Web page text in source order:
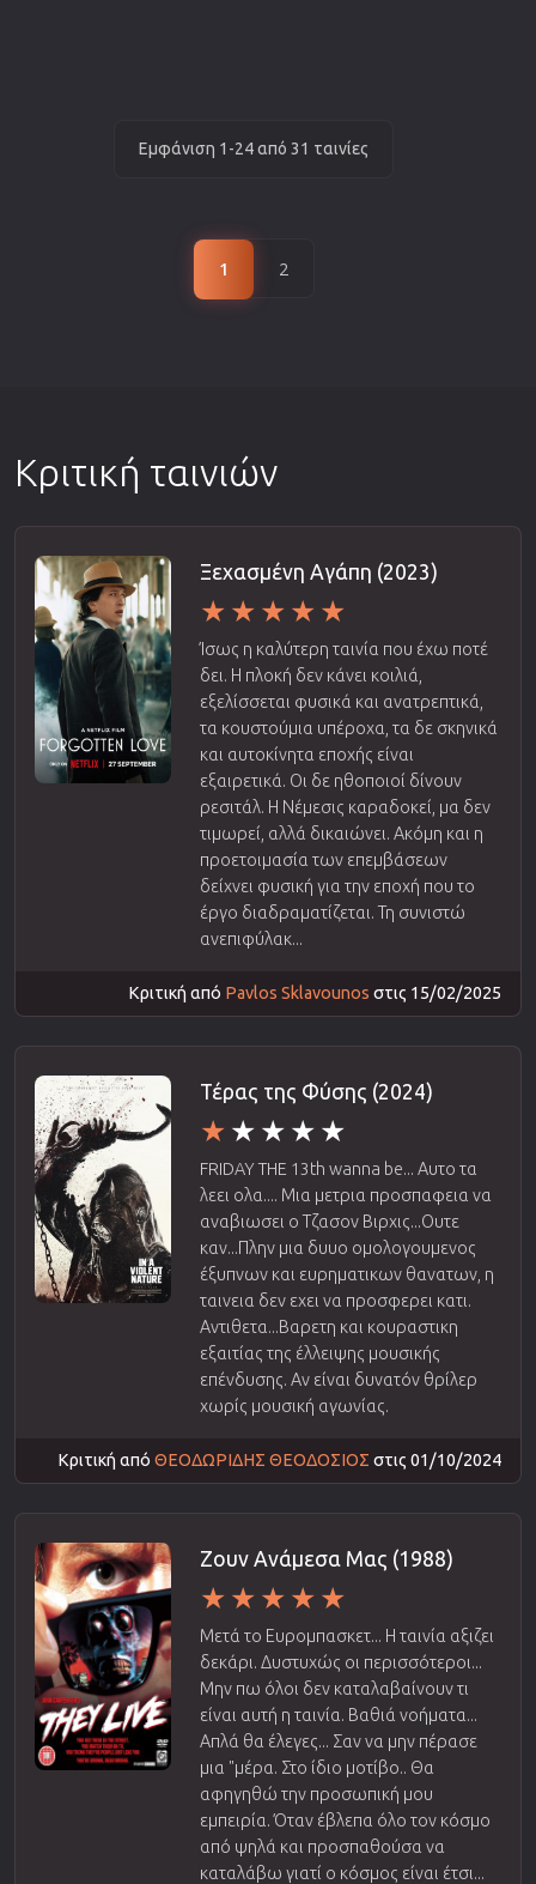
Εμφάνιση 1-24 από 31 ταινίες
1 2
Κριτική ταινιών
Ξεχασμένη Αγάπη (2023)
Ίσως η καλύτερη ταινία που έχω ποτέ
δει. Η πλοκή δεν κάνει κοιλιά,
εξελίσσεται φυσικά και ανατρεπτικά,
τα κουστούμια υπέροχα, τα δε σκηνικά
και αυτοκίνητα εποχής είναι
εξαιρετικά. Οι δε ηθοποιοί δίνουν
ρεσιτάλ. Η Νέμεσις καραδοκεί, μα δεν
τιμωρεί, αλλά δικαιώνει. Ακόμη και η
προετοιμασία των επεμβάσεων
δείχνει φυσική για την εποχή που το
έργο διαδραματίζεται. Τη συνιστώ
ανεπιφύλακ...
Κριτική από Pavlos Sklavounos στις 15/02/2025
Τέρας της Φύσης (2024)
FRIDAY THE 13th wanna be... Αυτο τα
λεει ολα.... Μια μετρια προσπαφεια να
αναβιωσει ο Τζασον Βιρχις...Ουτε
καν...Πλην μια δυυο ομολογουμενος
έξυπνων και ευρηματικων θανατων, η
ταινεια δεν εχει να προσφερει κατι.
Αντιθετα...Βαρετη και κουραστικη
εξαιτίας της έλλειψης μουσικής
επένδυσης. Αν είναι δυνατόν θρίλερ
χωρίς μουσική αγωνίας.
Κριτική από ΘΕΟΔΩΡΙΔΗΣ ΘΕΟΔΟΣΙΟΣ στις 01/10/2024
Ζουν Ανάμεσα Μας (1988)
Μετά το Ευρομπασκετ... Η ταινία αξιζει
δεκάρι. Δυστυχώς οι περισσότεροι...
Μην πω όλοι δεν καταλαβαίνουν τι
είναι αυτή η ταινία. Βαθιά νοήματα...
Απλά θα έλεγες... Σαν να μην πέρασε
μια "μέρα. Στο ίδιο μοτίβο.. Θα
αφηγηθώ την προσωπική μου
εμπειρία. Όταν έβλεπα όλο τον κόσμο
από ψηλά και προσπαθούσα να
καταλάβω γιατί ο κόσμος είναι έτσι...